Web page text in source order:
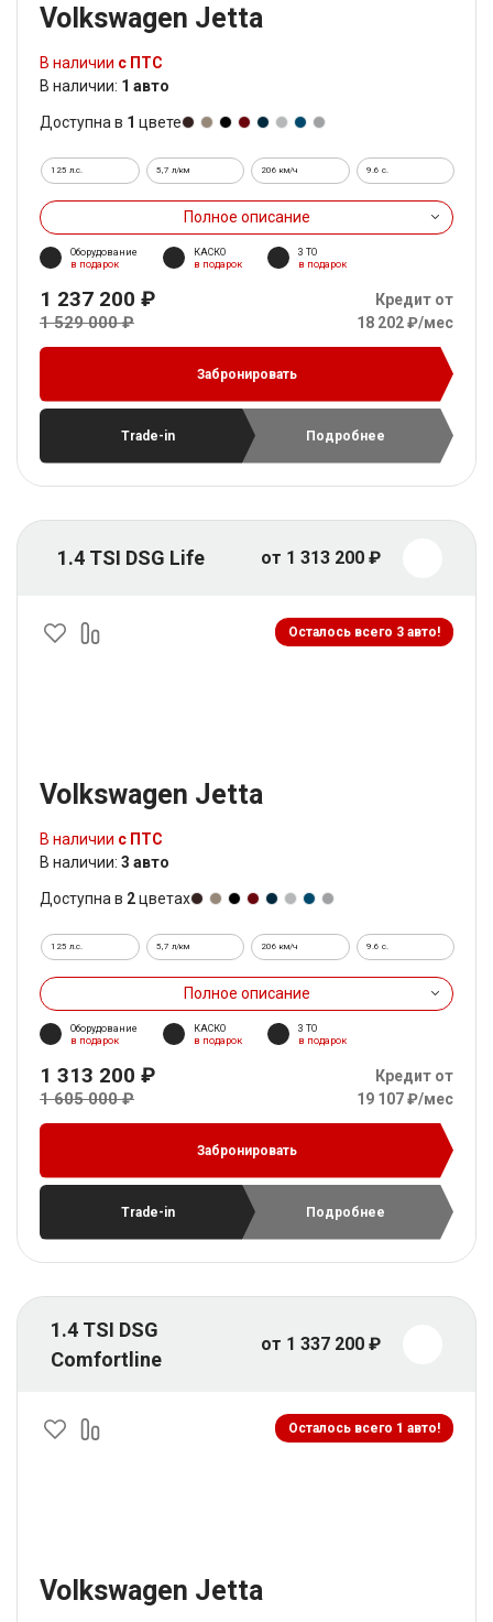
Volkswagen Jetta
В наличии с ПТС
В наличии: 1 авто
Доступна в 1 цвете
125 л.с. 5,7 л/км 206 км/ч 9.6 c.
Полное описание
Оборудование
в подарок
КАСКО
в подарок
3 ТО
в подарок
1 237 200 ₽
1 529 000 ₽
Кредит от
18 202 ₽/мес
Забронировать
Trade-in Подробнее
1.4 TSI DSG Life от 1 313 200 ₽
Осталось всего 3 авто!
Volkswagen Jetta
В наличии с ПТС
В наличии: 3 авто
Доступна в 2цветах
125 л.с. 5,7 л/км 206 км/ч 9.6 c.
Полное описание
Оборудование
в подарок
КАСКО
в подарок
3 ТО
в подарок
1 313 200 ₽
1 605 000 ₽
Кредит от
19 107 ₽/мес
Забронировать
Trade-in Подробнее
1.4 TSI DSG
Comfortline
от 1 337 200 ₽
Осталось всего 1 авто!
Volkswagen Jetta